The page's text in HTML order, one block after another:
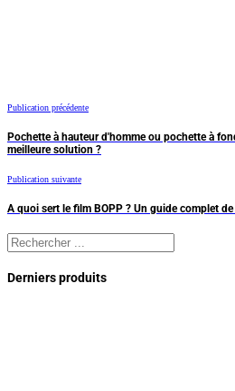
Publication précédente
Pochette à hauteur d'homme ou pochette à
meilleure solution ?
Publication suivante
A quoi sert le film BOPP ? Un guide complet
Rechercher
Derniers produits